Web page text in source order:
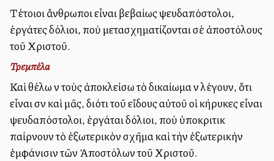
Τέτοιοι ἄνθρωποι εἶναι βεβαίως ψευδαπόστολοι,
ἐργάτες δόλιοι, ποὺ μετασχηματίζονται σὲ ἀποστόλους
τοῦ Χριστοῦ.
Τρεμπέλα
Καὶ θέλω νὰ τοὺς ἀποκλείσω τὸ δικαίωμα νὰ λέγουν, ὅτι
εἶναι σὰν καὶ μᾶς, διότι τοῦ εἴδους αὐτοῦ οἱ κήρυκες εἶναι
ψευδαπόστολοι, ἐργάται δόλιοι, ποὺ ὑποκριτικὰ
παίρνουν τὸ ἐξωτερικὸν σχῆμα καὶ τὴν ἐξωτερικὴν
ἐμφάνισιν τῶν Ἀποστόλων τοῦ Χριστοῦ.